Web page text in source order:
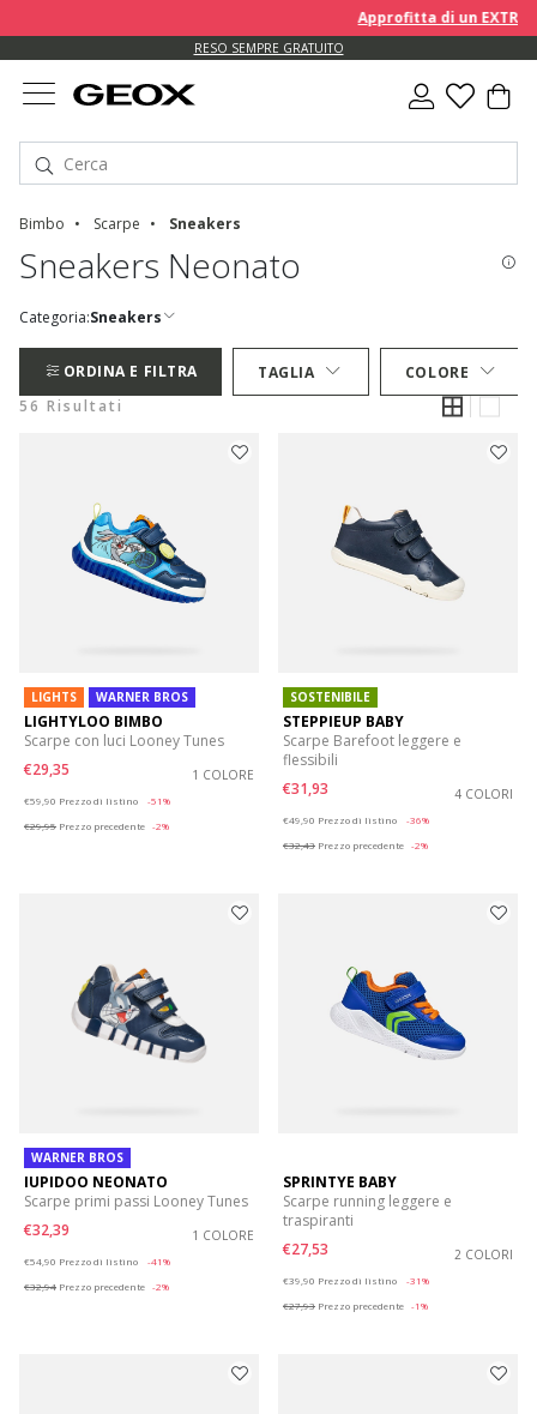
Approfitta di un EXTRA
RESO SEMPRE GRATUITO
Bimbo Scarpe Sneakers
Sneakers Neonato
Categoria:Sneakers
ORDINA E FILTRA TAGLIA
COLORE
56 Risultati
LIGHTS WARNER BROS
LIGHTYLOO BIMBO
Scarpe con luci Looney Tunes
€29,35
1 COLORE
€59,90 Prezzo di listino
-51%
€29,95 Prezzo precedente -2%
SOSTENIBILE
STEPPIEUP BABY
Scarpe Barefoot leggere e
flessibili
€31,93
4 COLORI
€49,90 Prezzo di listino
-36%
€32,43 Prezzo precedente -2%
WARNER BROS
IUPIDOO NEONATO
Scarpe primi passi Looney Tunes
€32,39
1 COLORE
€54,90 Prezzo di listino
-41%
€32,94 Prezzo precedente -2%
SPRINTYE BABY
Scarpe running leggere e
traspiranti
€27,53
2 COLORI
€39,90 Prezzo di listino
-31%
€27,93 Prezzo precedente -1%